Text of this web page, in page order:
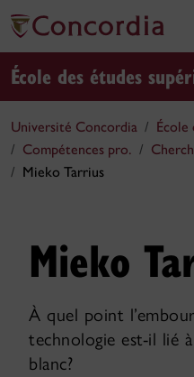
École des études
Université Concordia
École
Compétences pro.
Mieko Tarrius
Mieko
À quel point
technologie est-il lié
blanc?